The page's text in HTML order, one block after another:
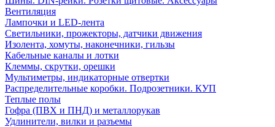
Вентиляция
Лампочки и LED-лента
Светильники, прожекторы, датчики движения
Изолента, хомуты, наконечники, гильзы
Кабельные каналы и лотки
Клеммы, скрутки, орешки
Мультиметры, индикаторные отвертки
Распределительные коробки. Подрозетники. КУП
Теплые полы
Гофра (ПВХ и ПНД) и металлорукав
Удлинители, вилки и разъемы